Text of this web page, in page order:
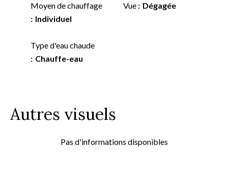
Moyen de chauffage
Individuel
Type d'eau chaude
Chauffe-eau
Vue Dégagée
Autres visuels
Pas d'informations disponibles